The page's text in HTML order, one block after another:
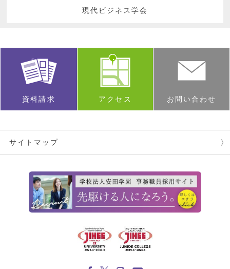
現代ビジネス学会
資料請求 アクセス お問い合わせ
サイトマップ